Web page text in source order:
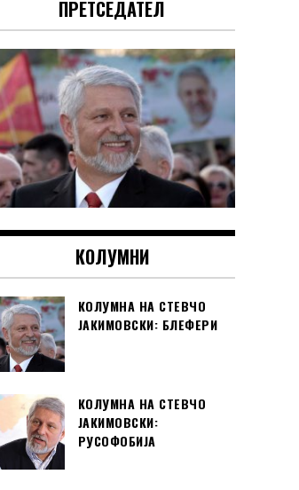
ПРЕТСЕДАТЕЛ
КОЛУМНИ
КОЛУМНА НА СТЕВЧО
ЈАКИМОВСКИ: БЛЕФЕРИ
КОЛУМНА НА СТЕВЧО
ЈАКИМОВСКИ:
РУСОФОБИЈА